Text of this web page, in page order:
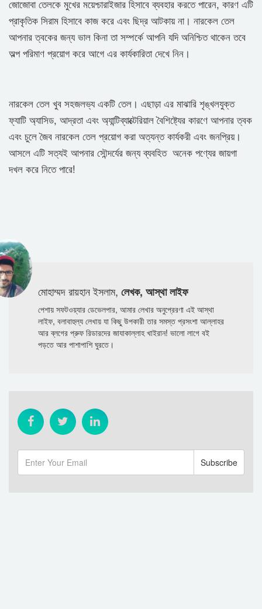
জোজোবা তেলকে মুখের ময়েশ্চারাইজার হিসাবে ব্যবহার করতে পারেন, কারণ এটি
প্রাকৃতিক সিরাম হিসাবে কাজ করে এবং ছিদ্র আটকায় না। নারকেল তেল
আপনার ত্বকের জন্য ভাল কিনা তা সম্পর্কে আপনি যদি অনিশ্চিত থাকেন তবে
অল্প পরিমাণ প্রয়োগ করে আগে এর কার্যকারিতা দেখে নিন।
নারকেল তেল খুব সহজলভ্য একটি তেল। এছাড়া এর মাঝারি শৃঙ্খলযুক্ত
ফ্যাটি অ্যাসিড, আদ্রতা এবং অ্যান্টিব্যাক্টেরিয়াল বৈশিষ্ট্যের কারণে আপনার ত্বক
এবং চুলে জৈব নারকেল তেল প্রয়োগ করা অত্যন্ত কার্যকরী এবং জনপ্রিয়।
আসলে এটি সত্যই আপনার সৌন্দর্যের জন্য ব্যবহিত অনেক পণ্যের জায়গা
দখল করে নিতে পারে!
মোহাম্মদ রায়হান ইসলাম, লেখক, আস্থা লাইফ
পেশায় সফটওয়্যার ডেভেলপার, আমার লেখার অনুপ্রেরণা এই আস্থা
লাইফ, বলাবাহুল্য লেখায় যা কিছু উপকারী তার সমস্ত প্রসংশা আল্লাহর
আর ব্লগের প্রুফ রিডারদের জাযাকাল্লাহ খাইরান! ভালো লাগে বই
পড়তে আর পাশাপাশি ঘুরতে।